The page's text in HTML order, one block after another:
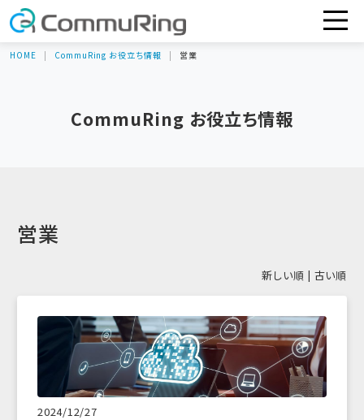
HOME CommuRing お役立ち情報 営業
CommuRing お役立ち情報
営業
新しい順 | 古い順
2024/12/27